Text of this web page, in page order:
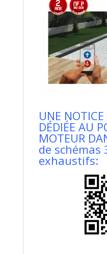
UNE
DÉDIÉE AU
MOTEUR
de schémas
exhaustifs: